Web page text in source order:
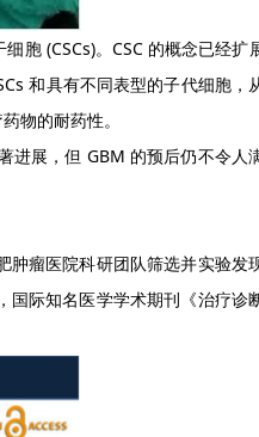
胞 (CSCs)。CSC 的概念已经扩
和具有不同表型的子代细胞，
物的耐药性。
进展，但 GBM 的预后仍不令人
瘤医院科研团队筛选并实验发
际知名医学学术期刊《治疗诊